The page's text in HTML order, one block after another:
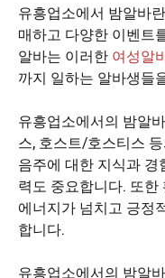
유흥업소에서 밤알바
매하고 다양한 이벤트
알바는 이러한 여성알
까지 일하는 알바생들
유흥업소에서의 밤알
스, 호스트/호스티스
음주에 대한 지식과 경
력도 중요합니다. 또한
에너지가 넘치고 긍정
합니다.
유흥업소에서의 밤알